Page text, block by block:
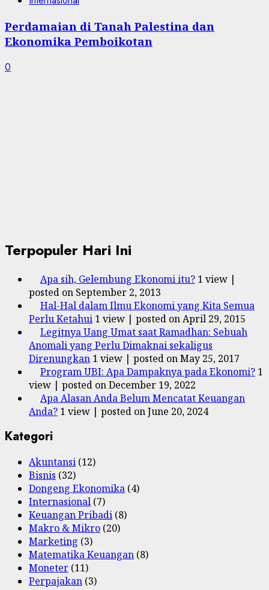
Perdamaian di Tanah Palestina dan
Ekonomika Pemboikotan
0
Terpopuler Hari Ini
Apa sih, Gelembung Ekonomi itu? 1 view |
posted on September 2, 2013
Hal-Hal dalam Ilmu Ekonomi yang Kita Semua
Perlu Ketahui 1 view | posted on April 29, 2015
Legitnya Uang Umat saat Ramadhan: Sebuah
Anomali yang Perlu Dimaknai sekaligus
Direnungkan 1 view | posted on May 25, 2017
Program UBI: Apa Dampaknya pada Ekonomi? 1
view | posted on December 19, 2022
Apa Alasan Anda Belum Mencatat Keuangan
Anda? 1 view | posted on June 20, 2024
Kategori
Akuntansi (12)
Bisnis (32)
Dongeng Ekonomika (4)
Internasional (7)
Keuangan Pribadi (8)
Makro & Mikro (20)
Marketing (3)
Matematika Keuangan (8)
Moneter (11)
Perpajakan (3)